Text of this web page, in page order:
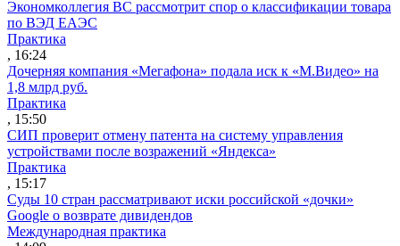
Экономколлегия ВС рассмотрит спор о классификации товара
по ВЭД ЕАЭС
Практика
, 16:24
Дочерняя компания «Мегафона» подала иск к «М.Видео» на
1,8 млрд руб.
Практика
, 15:50
СИП проверит отмену патента на систему управления
устройствами после возражений «Яндекса»
Практика
, 15:17
Суды 10 стран рассматривают иски российской «дочки»
Google о возврате дивидендов
Международная практика